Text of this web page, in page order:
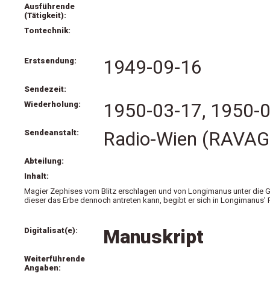
Ausführende
(Tätigkeit):
Tontechnik:
Erstsendung: 1949-09-16
Sendezeit:
Wiederholung:
1950-03-17, 1950-
Sendeanstalt: Radio-Wien
Abteilung:
Inhalt:
Magier Zephises vom Blitz erschlagen und von Longimanus unter die
dieser das Erbe dennoch antreten kann, begibt er sich in
Digitalisat(e): Manuskript
Weiterführende
Angaben: